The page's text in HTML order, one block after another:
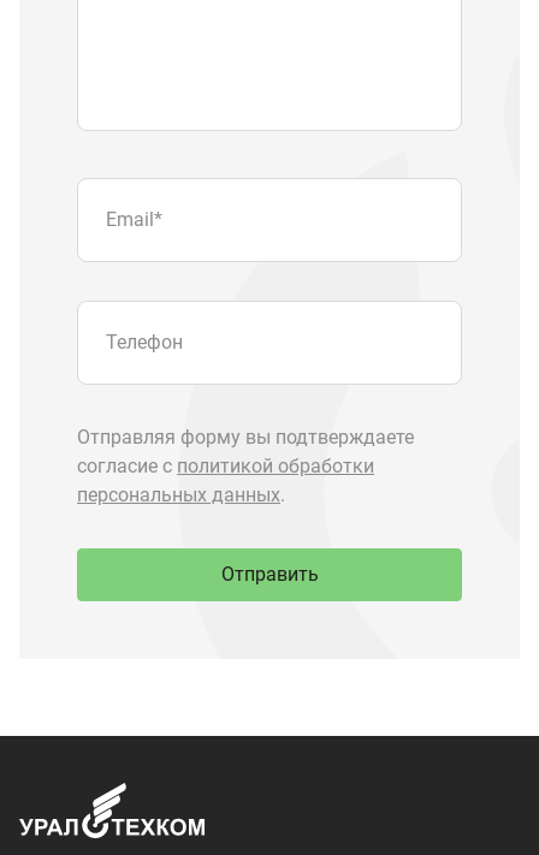
Запчасти Урал
Запчасти Камаз
Спецпредложения
Доставка и оплата